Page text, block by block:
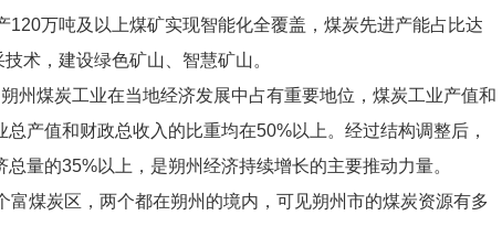
120万吨及以上煤矿实现智能化全覆盖，煤炭先进产能占比达
术，建设绿色矿山、智慧矿山‌。
州煤炭工业在当地经济发展中占有重要地位，煤炭工业产值和
产值和财政总收入的比重均在50%以上。经过结构调整后，
量的35%以上，是朔州经济持续增长的主要推动力量‌。
富煤炭区，两个都在朔州的境内，可见朔州市的煤炭资源有多